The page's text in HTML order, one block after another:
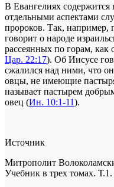
В Евангелиях
отдельными аспектами
пророков. Так,
говорит о народе
рассеянных по горам, как
Цар. 22:17). Об Иисусе
сжалился над ними, что
овцы, не имеющие
называет пастырем
овец (Ин. 10:1-11).
Источник
Митрополит
Учебник в трех томах.